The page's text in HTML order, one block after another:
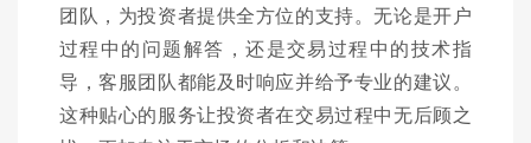
团队，为投资者提供全方位的支持。无论是开户
过程中的问题解答，还是交易过程中的技术指
导，客服团队都能及时响应并给予专业的建议。
这种贴心的服务让投资者在交易过程中无后顾之